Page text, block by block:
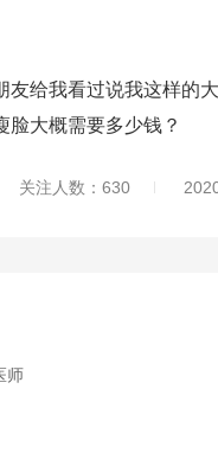
给我看过说我这样的
脸大概需要多少钱？
关注人数：630
师